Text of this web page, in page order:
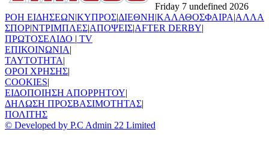
Friday 7 undefined 2026
ΡΟΗ ΕΙΔΗΣΕΩΝ|ΚΥΠΡΟΣ|ΔΙΕΘΝΗ|ΚΑΛΑΘΟΣΦΑΙΡΑ|ΑΛΛΑ
ΣΠΟΡ|ΝΤΡΙΜΠΛΕΣ|ΑΠΟΨΕΙΣ|AFTER DERBY|
ΠΡΩΤΟΣΕΛΙΔΟ | TV
ΕΠΙΚΟΙΝΩΝΙΑ|
TAYTOTHTA|
ΟΡΟΙ ΧΡΗΣΗΣ|
COOKIES|
ΕΙΔΟΠΟΙΗΣΗ ΑΠΟΡΡΗΤΟΥ|
ΔΗΛΩΣΗ ΠΡΟΣΒΑΣΙΜΟΤΗΤΑΣ|
ΠΟΛΙΤΗΣ
© Developed by P.C Admin 22 Limited